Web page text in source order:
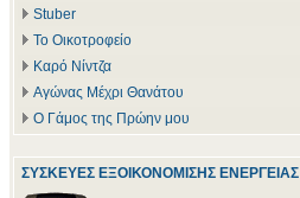
Stuber
Το Οικοτροφείο
Καρό Νίντζα
Αγώνας Μέχρι Θανάτου
Ο Γάμος της Πρώην μου
ΣΥΣΚΕΥΕΣ ΕΞΟΙΚΟΝΟΜΙΣΗΣ ΕΝΕΡΓΕΙΑΣ